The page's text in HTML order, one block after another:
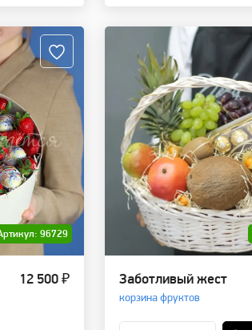
96729
12 500 ₽ Заботливый жест
корзина фруктов